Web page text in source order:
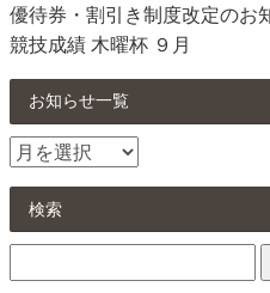
優待券・割引き制度改定のお
競技成績 木曜杯 ９月
お知らせ一覧
お
せ
検索
索: